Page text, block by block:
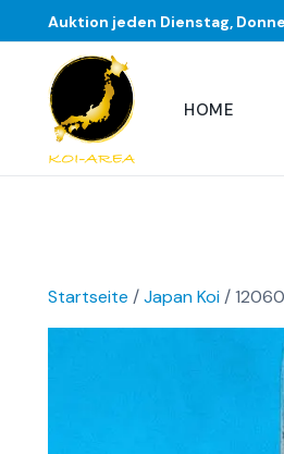
Auktion jeden Dienstag,
HOME
Startseite /Japan Koi/